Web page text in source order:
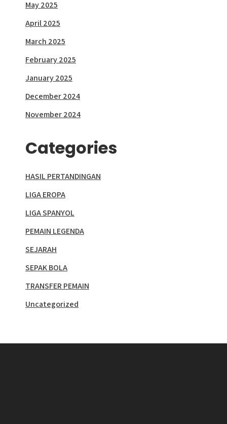
May 2025
April 2025
March 2025
February 2025
January 2025
December 2024
November 2024
Categories
HASIL PERTANDINGAN
LIGA EROPA
LIGA SPANYOL
PEMAIN LEGENDA
SEJARAH
SEPAK BOLA
TRANSFER PEMAIN
Uncategorized